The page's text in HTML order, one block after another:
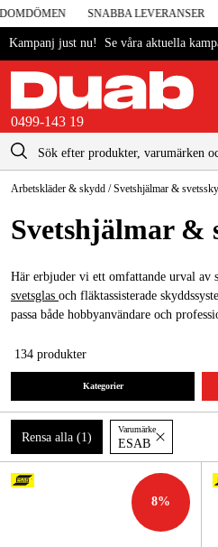
SNABBA LEVERANSER
Kampanj just nu! Se våra aktuella
0499-143 19
Sverige
Danmark
Suomi
Norge
Maskiner & verktyg
Garage & verkstad
Maskintillbehör & förbrukning
Arbetskläder & skydd
El & bygg
Skog & trädgård
Hem & fritid
kontakt@duab.se
Arbetskläder & skydd /Svetshjälmar &
Svetshjälmar &
Här erbjuder vi ett omfattande urval av
svetsglas och fläktassisterade
passa både hobbyanvändare och
under svetsning. Med avancerade
och justerbar passform, är våra hjälmar
säkerhetsstandarderna och förbättra din
134 produkter
Kategorier
Rensa alla (1 )
Varumärke
ESAB
8%